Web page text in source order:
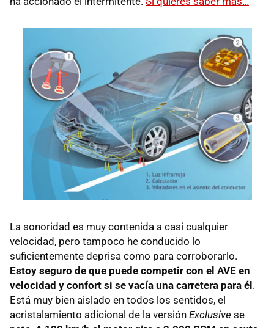
La sonoridad es muy contenida a casi cualquier
velocidad, pero tampoco he conducido lo
suficientemente deprisa como para corroborarlo.
Estoy seguro de que puede competir con el AVE en
velocidad y confort si se vacía una carretera para él .
Está muy bien aislado en todos los sentidos, el
acristalamiento adicional de la versión Exclusive se